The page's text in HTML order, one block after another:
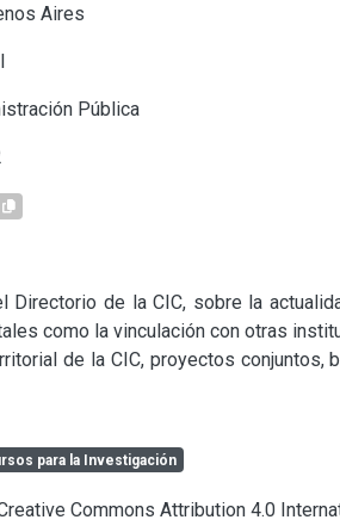
Aires
Pública
de la CIC, sobre la
como la vinculación con otras
de la CIC, proyectos conjuntos,
para la Investigación
Commons Attribution 4.0